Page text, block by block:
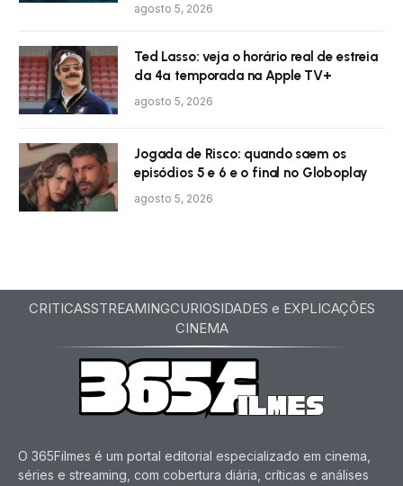
agosto 5, 2026
Ted Lasso: veja o horário real de estreia
da 4ª temporada na Apple TV+
agosto 5, 2026
Jogada de Risco: quando saem os
episódios 5 e 6 e o final no Globoplay
agosto 5, 2026
CRITICASSTREAMINGCURIOSIDADES e EXPLICAÇÕES
CINEMA
O 365Filmes é um portal editorial especializado em cinema,
séries e streaming, com cobertura diária, críticas e análises